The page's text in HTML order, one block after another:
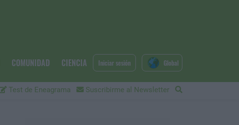
COMUNIDAD CIENCIA
Test de Eneagrama Suscribirme al Newsletter
Iniciar sesión Global